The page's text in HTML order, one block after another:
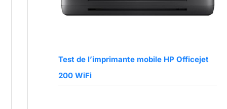
Test de l’imprimante mobile HP Officejet
200 WiFi